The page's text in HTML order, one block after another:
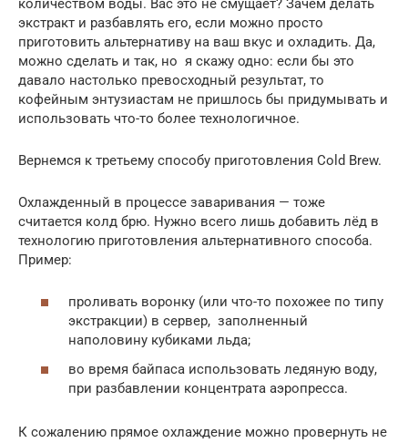
количеством воды. Вас это не смущает? Зачем делать
экстракт и разбавлять его, если можно просто
приготовить альтернативу на ваш вкус и охладить. Да,
можно сделать и так, но я скажу одно: если бы это
давало настолько превосходный результат, то
кофейным энтузиастам не пришлось бы придумывать и
использовать что-то более технологичное.
Вернемся к третьему способу приготовления Cold Brew.
Охлажденный в процессе заваривания — тоже
считается колд брю. Нужно всего лишь добавить лёд в
технологию приготовления альтернативного способа.
Пример:
проливать воронку (или что-то похожее по типу
экстракции) в сервер, заполненный
наполовину кубиками льда;
во время байпаса использовать ледяную воду,
при разбавлении концентрата аэропресса.
К сожалению прямое охлаждение можно провернуть не